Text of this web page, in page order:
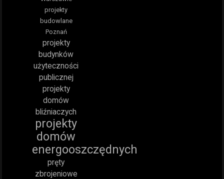
projekty
budowlane
Poznań
projekty
budynków
użyteczności
publicznej
projekty
domów
bliźniaczych
projekty
domów
energooszczędnych
pręty
zbrojeniowe